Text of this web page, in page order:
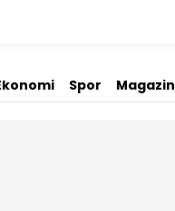
Spor Magazin